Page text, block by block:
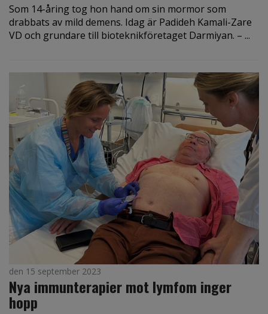
Som 14-åring tog hon hand om sin mormor som
drabbats av mild demens. Idag är Padideh Kamali-Zare
VD och grundare till bioteknikföretaget Darmiyan. – ...
den 15 september 2023
Nya immunterapier mot lymfom inger
hopp